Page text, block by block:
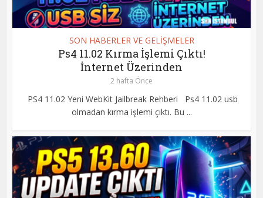
SON HABERLER VE GELİŞMELER
Ps4 11.02 Kırma İşlemi Çıktı!
İnternet Üzerinden
2 hafta Önce
PS4 11.02 Yeni WebKit Jailbreak Rehberi Ps4 11.02 usb
olmadan kırma işlemi çıktı. Bu ...